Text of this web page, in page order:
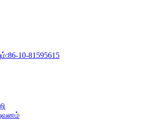
10-81595615